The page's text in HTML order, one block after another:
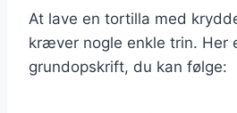
At lave en tortilla med
kræver nogle enkle trin. Her
grundopskrift, du kan følge: